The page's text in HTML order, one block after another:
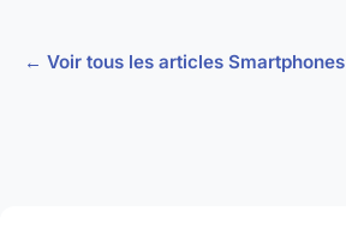
← Voir tous les articles Smartphones